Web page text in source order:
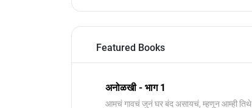
Featured Books
अनोळखी - भाग 1
आमचं गावचं जुनं घर बंद असायचं, म्हणून आम्ही तिथे